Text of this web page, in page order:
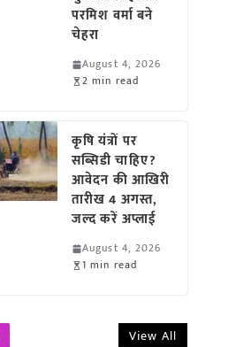
परमिश वर्मा बने
चेहरा
August 4, 2026
2 min read
कृषि यंत्रों पर
सब्सिडी चाहिए?
आवेदन की आखिरी
तारीख 4 अगस्त,
जल्द करें अप्लाई
August 4, 2026
1 min read
View All